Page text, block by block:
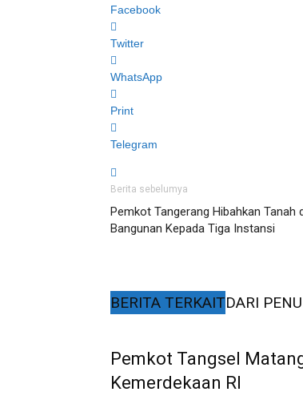
Facebook
Twitter
WhatsApp
Print
Telegram
Berita sebelumya
Pemkot Tangerang Hibahkan Tanah
Bangunan Kepada Tiga Instansi
BERITA TERKAITDARI
Pemkot Tangsel
Kemerdekaan RI